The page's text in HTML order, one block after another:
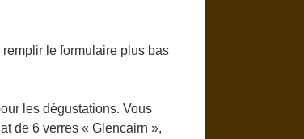
le formulaire plus bas
les dégustations. Vous
de 6 verres « Glencairn »,